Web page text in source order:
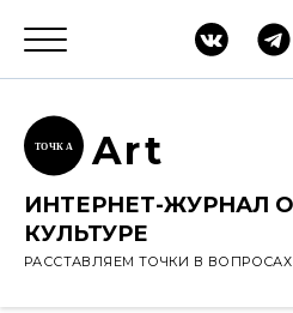
ТОЧК А Art
ИНТЕРНЕТ-ЖУРНАЛ
КУЛЬТУРЕ
РАССТАВЛЯЕМ ТОЧКИ В